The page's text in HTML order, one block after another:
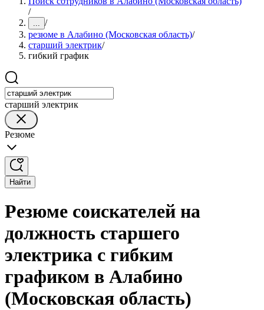
/
... /
резюме в Алабино (Московская область)/
старший электрик/
гибкий график
старший электрик
Резюме
Найти
Резюме соискателей на
должность старшего
электрика с гибким
графиком в Алабино
(Московская область)